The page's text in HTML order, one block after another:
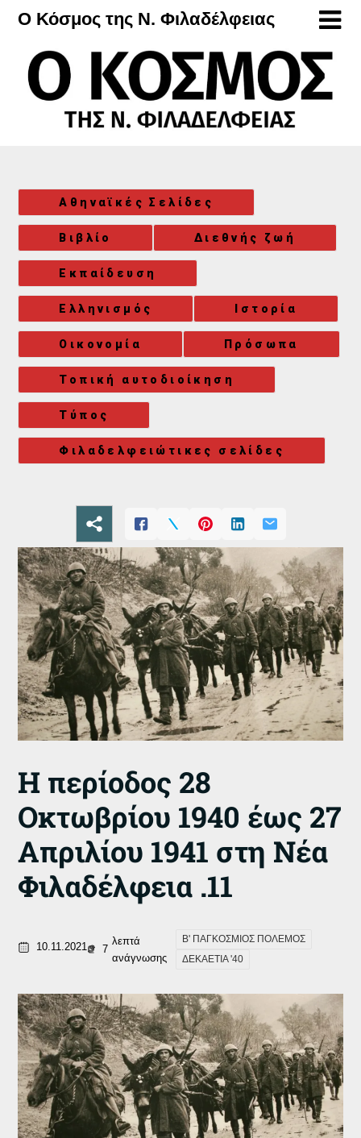
Μετάβαση
περιεχόμενο
Ο Κόσμος της Ν. Φιλαδέλφειας
Αθηναϊκές Σελίδες
Βιβλίο Διεθνής ζωή
Εκπαίδευση
Ελληνισμός Ιστορία
Οικονομία Πρόσωπα
Τοπική αυτοδιοίκηση
Τύπος
Φιλαδελφειώτικες σελίδες
Η περίοδος 28
Οκτωβρίου 1940 έως 27
Απριλίου 1941 στη Νέα
Φιλαδέλφεια .11
10.11.2021 7
λεπτά
ανάγνωσης
Β' ΠΑΓΚΟΣΜΙΟΣ ΠΟΛΕΜΟΣ
ΔΕΚΑΕΤΙΑ '40